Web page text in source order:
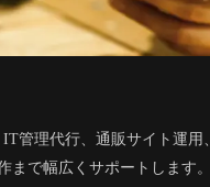
管理代行、通販サイト運用
まで幅広くサポートします。